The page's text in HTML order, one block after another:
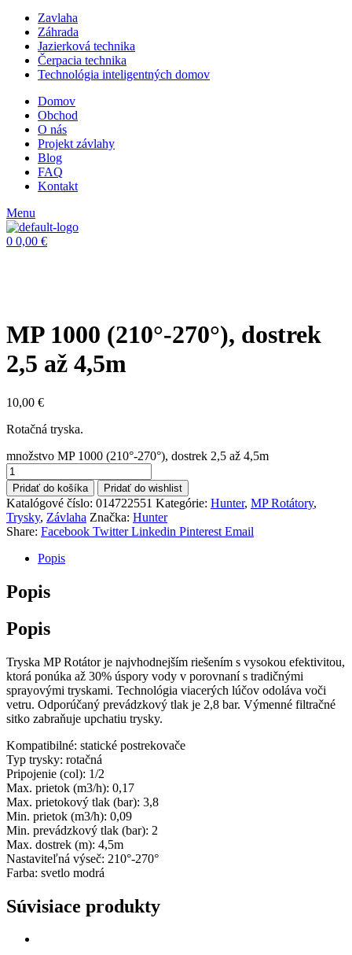
Zavlaha
Záhrada
Jazierková technika
Čerpacia technika
Technológia inteligentných domov
Domov
Obchod
O nás
Projekt závlahy
Blog
FAQ
Kontakt
Menu
0 0,00 €
MP 1000 (210°-270°), dostrek
2,5 až 4,5m
10,00 €
Rotačná tryska.
množstvo MP 1000 (210°-270°), dostrek 2,5 až 4,5m
Pridať do košíka Pridať do wishlist
Katalógové číslo: 014722551 Kategórie: Hunter, MP Rotátory,
Trysky, Závlaha Značka: Hunter
Share: Facebook Twitter Linkedin Pinterest Email
Popis
Popis
Popis
Tryska MP Rotátor je najvhodnejším riešením s vysokou efektivitou,
ktorá ponúka až 30% úspory vody v porovnaní s tradičnými
sprayovými tryskami. Technológia viacerých lúčov odoláva voči
vetru. Odporúčaný prevádzkový tlak je 2,8 bar. Výmenné filtračné
sitko zabraňuje upchatiu trysky.
Kompatibilné: statické postrekovače
Typ trysky: rotačná
Pripojenie (col): 1/2
Max. prietok (m3/h): 0,17
Max. prietokový tlak (bar): 3,8
Min. prietok (m3/h): 0,09
Min. prevádzkový tlak (bar): 2
Max. dostrek (m): 4,5m
Nastaviteľná výseč: 210°-270°
Farba: svetlo modrá
Súvisiace produkty